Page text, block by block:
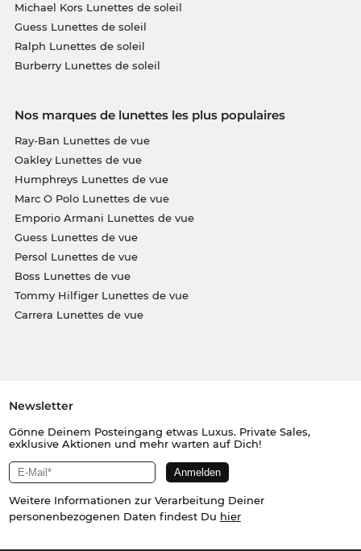
Michael Kors Lunettes de soleil
Guess Lunettes de soleil
Ralph Lunettes de soleil
Burberry Lunettes de soleil
Nos marques de lunettes les plus populaires
Ray-Ban Lunettes de vue
Oakley Lunettes de vue
Humphreys Lunettes de vue
Marc O Polo Lunettes de vue
Emporio Armani Lunettes de vue
Guess Lunettes de vue
Persol Lunettes de vue
Boss Lunettes de vue
Tommy Hilfiger Lunettes de vue
Carrera Lunettes de vue
Newsletter
Gönne Deinem Posteingang etwas Luxus. Private Sales,
exklusive Aktionen und mehr warten auf Dich!
Weitere Informationen zur Verarbeitung Deiner
personenbezogenen Daten findest Du hier